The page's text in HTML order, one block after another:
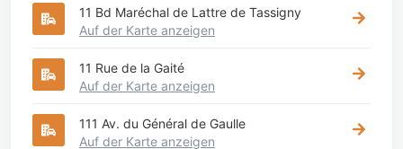
11 Bd Maréchal de Lattre de Tassigny
Auf der Karte anzeigen
11 Rue de la Gaité
Auf der Karte anzeigen
111 Av. du Général de Gaulle
Auf der Karte anzeigen